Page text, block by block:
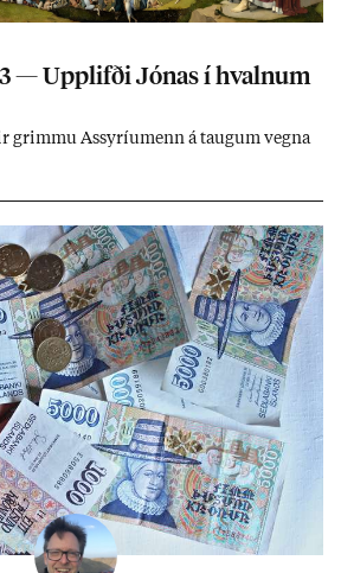
— Upp­lifði Jón­as í hvaln­um
Ass­yríu­menn á taug­um vegna